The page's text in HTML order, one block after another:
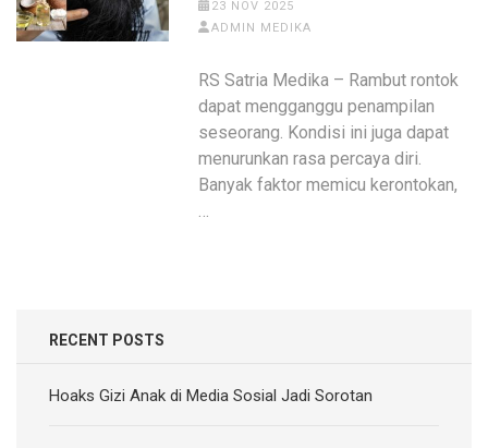
23 NOV 2025
ADMIN MEDIKA
RS Satria Medika – Rambut rontok
dapat mengganggu penampilan
seseorang. Kondisi ini juga dapat
menurunkan rasa percaya diri.
Banyak faktor memicu kerontokan,
RECENT POSTS
Hoaks Gizi Anak di Media Sosial Jadi Sorotan